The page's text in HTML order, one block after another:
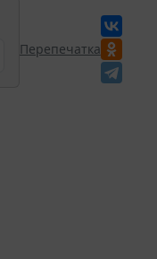
Перепечатка